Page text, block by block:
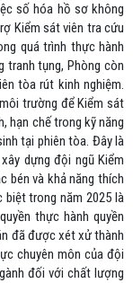
số hóa hồ sơ không
Kiểm sát viên tra cứu
quá trình thực hành
tranh tụng, Phòng còn
tòa rút kinh nghiệm.
trường để Kiểm sát
hạn chế trong kỹ năng
tại phiên tòa. Đây là
dựng đội ngũ Kiểm
bén và khả năng thích
biệt trong năm 2025 là
thực hành quyền
đã được xét xử thành
chuyên môn của đội
đối với chất lượng